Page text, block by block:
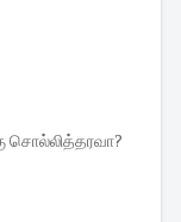
சொல்லித்தரவா?